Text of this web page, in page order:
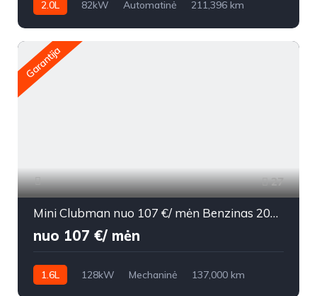
2.0L 82kW Automatinė
211,396 km
Garantija
27
Mini Clubman nuo 107 €/ mėn Benzinas 2008m. Hečbekas Mechaninė
nuo 107 €/ mėn
1.6L 128kW Mechaninė
137,000 km